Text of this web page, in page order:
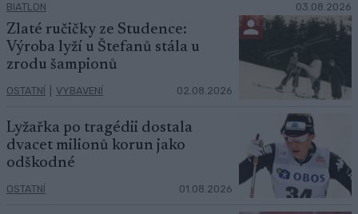
BIATLON 03.08.2026
Zlaté ručičky ze Studence:
Výroba lyží u Štefanů stála u
zrodu šampionů
OSTATNÍ VYBAVENÍ 02.08.2026
Lyžařka po tragédii dostala
dvacet milionů korun jako
odškodné
OSTATNÍ 01.08.2026